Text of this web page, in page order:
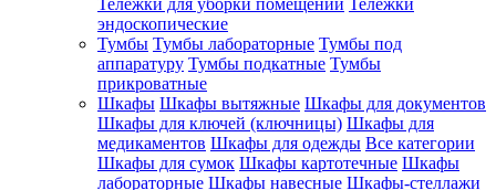
Тележки для уборки помещений Тележки
эндоскопические
Тумбы Тумбы лабораторные Тумбы под
аппаратуру Тумбы подкатные Тумбы
прикроватные
Шкафы Шкафы вытяжные Шкафы для документов
Шкафы для ключей (ключницы) Шкафы для
медикаментов Шкафы для одежды Все категории
Шкафы для сумок Шкафы картотечные Шкафы
лабораторные Шкафы навесные Шкафы-стеллажи